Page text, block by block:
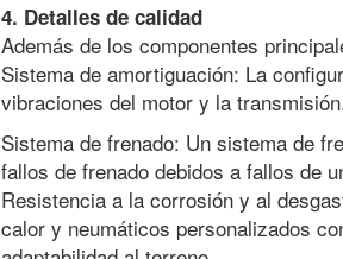
4. Detalles de calidad
Además de los componentes
Sistema de amortiguación: La
vibraciones del motor y la
Sistema de frenado: Un sistema de
fallos de frenado debidos a fallos de
Resistencia a la corrosión y al
calor y neumáticos personalizados